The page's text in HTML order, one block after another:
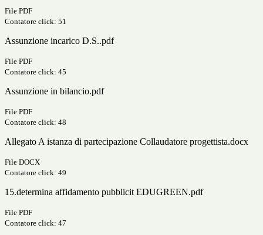
File PDF
Contatore click: 51
Assunzione incarico D.S..pdf
File PDF
Contatore click: 45
Assunzione in bilancio.pdf
File PDF
Contatore click: 48
Allegato A istanza di partecipazione Collaudatore progettista.docx
File DOCX
Contatore click: 49
15.determina affidamento pubblicit EDUGREEN.pdf
File PDF
Contatore click: 47